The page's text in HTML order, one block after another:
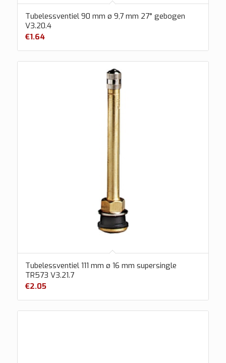
Tubelessventiel 90 mm ø 9,7 mm 27° gebogen
V3.20.4
€1.64
Tubelessventiel 111 mm ø 16 mm supersingle
TR573 V3.21.7
€2.05